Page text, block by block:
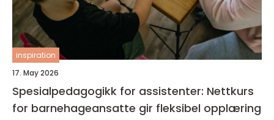
inspiration
17. May 2026
Spesialpedagogikk for assistenter: Nettkurs
for barnehageansatte gir fleksibel opplæring